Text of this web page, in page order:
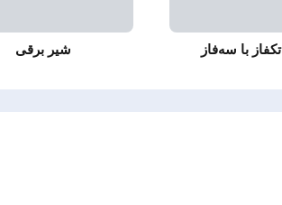
با سه‌فاز شیر برقی